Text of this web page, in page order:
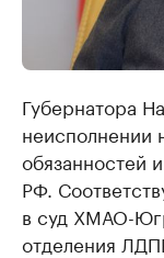
Губернатора
неисполнении
обязанностей
РФ.
в суд ХМАО-
отделения